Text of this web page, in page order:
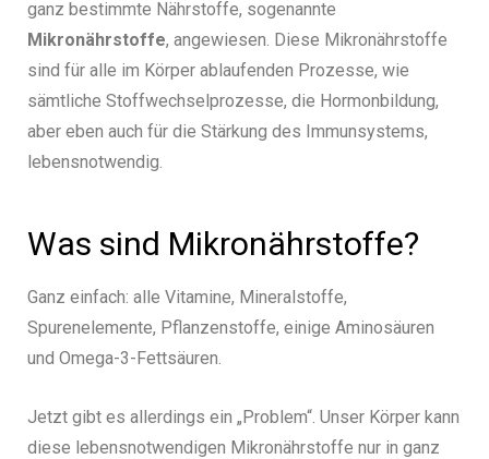
ganz bestimmte Nährstoffe, sogenannte
Mikronährstoffe, angewiesen. Diese Mikronährstoffe
sind für alle im Körper ablaufenden Prozesse, wie
sämtliche Stoffwechselprozesse, die Hormonbildung,
aber eben auch für die Stärkung des Immunsystems,
lebensnotwendig.
Was sind Mikronährstoffe?
Ganz einfach: alle Vitamine, Mineralstoffe,
Spurenelemente, Pflanzenstoffe, einige Aminosäuren
und Omega-3-Fettsäuren.
Jetzt gibt es allerdings ein „Problem“. Unser Körper kann
diese lebensnotwendigen Mikronährstoffe nur in ganz